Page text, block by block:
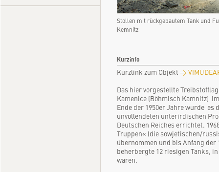
Stollen mit rückgebautem Tank und
Kemnitz
Kurzinfo
Kurzlink zum Objekt →
Das hier vorgestellte
Kamenice (Böhmisch Kamnitz)
Ende der 1950er Jahre wurde
unvollendeten unterirdischen
Deutschen Reiches errichtet.
Truppen« (die sowjetischen/
übernommen und bis Anfang der
beherbergte 12 riesigen Tanks,
waren.